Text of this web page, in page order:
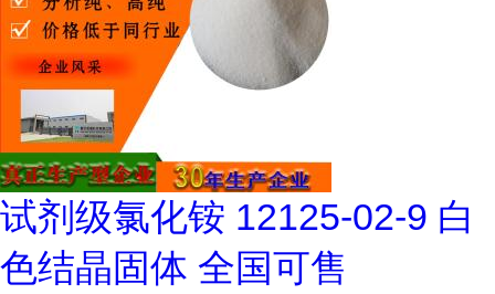
试剂级氯化铵 12125-02-9 白
色结晶固体 全国可售